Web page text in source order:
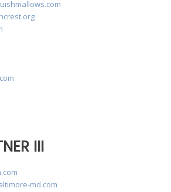
III
md.com